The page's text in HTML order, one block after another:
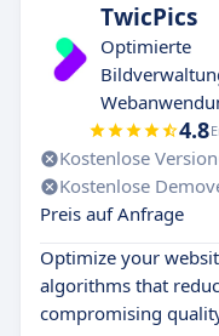
TwicPics
Optimierte
4.8
Kostenlose Version
Kostenlose
Preis auf Anfrage
Optimize your
algorithms that
compromising